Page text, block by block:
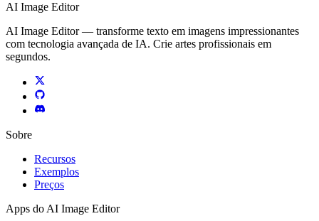
AI Image Editor
AI Image Editor — transforme texto em imagens impressionantes
com tecnologia avançada de IA. Crie artes profissionais em
segundos.
Sobre
Recursos
Exemplos
Preços
Apps do AI Image Editor